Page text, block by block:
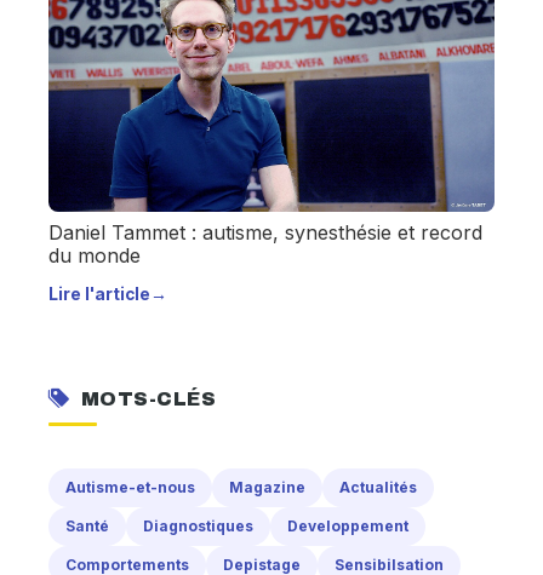
Daniel Tammet : autisme, synesthésie et record
du monde
Lire l'article→
MOTS-CLÉS
Autisme-et-nous Magazine Actualités
Santé Diagnostiques Developpement
Comportements Depistage Sensibilsation